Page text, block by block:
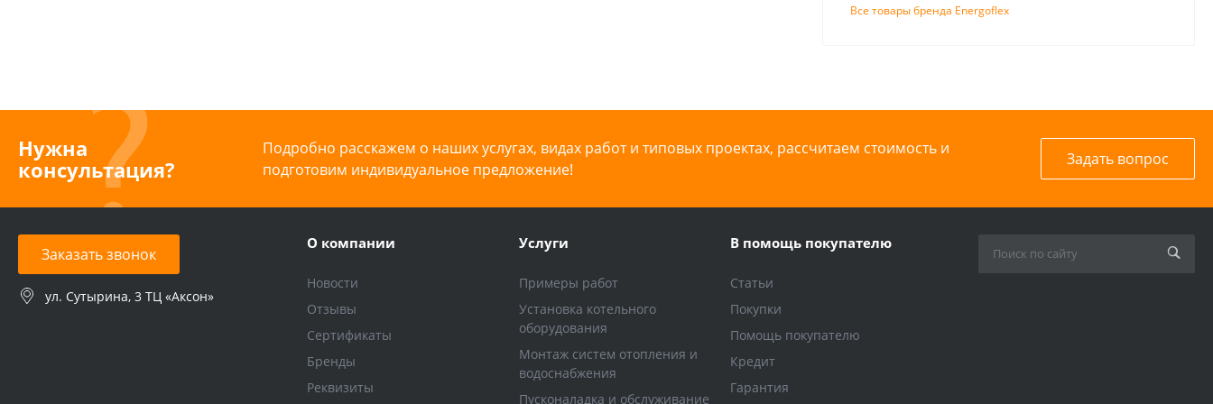
Все товары бренда Energoflex
Нужна
консультация?
Подробно расскажем о наших услугах, видах работ и типовых проектах, рассчитаем стоимость и
подготовим индивидуальное предложение!
Задать вопрос
Заказать звонок
ул. Сутырина, 3 ТЦ «Аксон»
О компании
Новости
Отзывы
Сертификаты
Бренды
Реквизиты
Услуги
Примеры работ
Установка котельного
оборудования
Монтаж систем отопления и
водоснабжения
Пусконаладка и обслуживание
В помощь покупателю
Статьи
Покупки
Помощь покупателю
Кредит
Гарантия